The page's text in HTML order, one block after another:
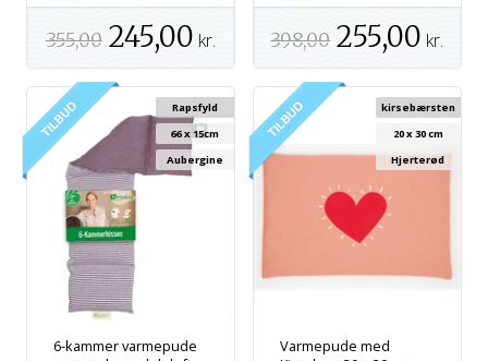
355,00 245,00 kr. 398,00 255,00 kr.
6-kammer varmepude
Rapsfyld
66 x 15cm
Aubergine
Varmepude med
kirsebærsten
20 x 30 cm
Hjerterød